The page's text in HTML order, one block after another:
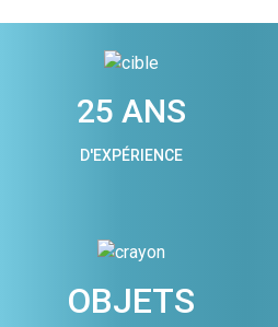
25 ANS
D'EXPÉRIENCE
OBJETS